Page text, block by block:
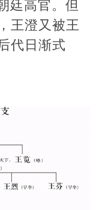
廷高官。但
王澄又被王
代日渐式